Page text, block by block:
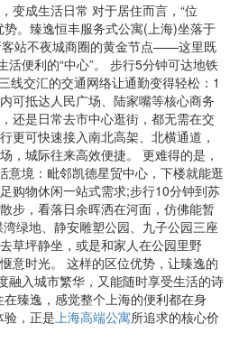
变成生活日常 对于居住而言，“位
。臻逸恒丰服务式公寓(上海)坐落于
站不夜城商圈的黄金节点——这里既
活便利的“中心”。 步行5分钟可达地铁
线交汇的交通网络让通勤变得轻松：1
可抵达人民广场、陆家嘴等核心商务
还是日常去市中心逛街，都无需在交
更可快速接入南北高架、北横通道，
，城际往来高效便捷。 更难得的是，
意境：毗邻凯德星贸中心，下楼就能逛
购物休闲一站式需求;步行10分钟到苏
步，看落日余晖洒在河面，仿佛能暂
绿地、静安雕塑公园、九子公园三座
草坪静坐，或是和家人在公园里野
意时光。 这样的区位优势，让臻逸的
入城市繁华，又能随时享受生活的诗
臻逸，感觉整个上海的便利都在身
验，正是上海高端公寓所追求的核心价